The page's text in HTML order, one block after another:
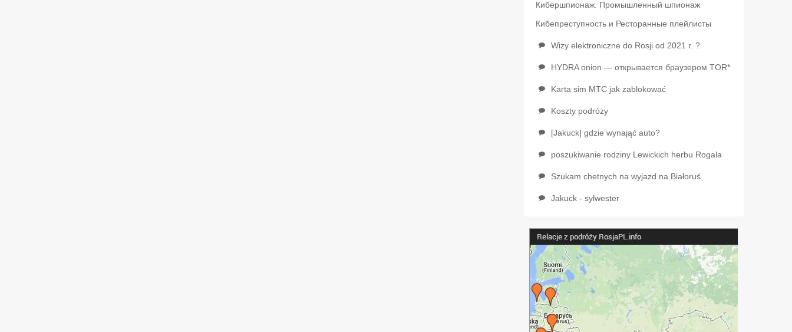
Кибершпионаж. Промышленный шпионаж
Кибепреступность и Ресторанные плейлисты
Wizy elektroniczne do Rosji od 2021 r. ?
HYDRA onion — открывается браузером TOR*
Karta sim MTC jak zablokować
Koszty podróży
[Jakuck] gdzie wynająć auto?
poszukiwanie rodziny Lewickich herbu Rogala
Szukam chetnych na wyjazd na Białoruś
Jakuck - sylwester